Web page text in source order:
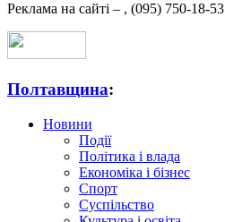
Реклама на сайті – , (095) 750-18-53
Полтавщина:
Новини
Події
Політика і влада
Економіка і бізнес
Спорт
Суспільство